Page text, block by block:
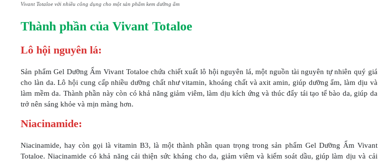
Vivant Totaloe với nhiều công dụng cho một sản phẩm kem dưỡng ẩm
Thành phần của Vivant Totaloe
Lô hội nguyên lá:
Sản phẩm Gel Dưỡng Ẩm Vivant Totaloe chứa chiết xuất lô hội nguyên lá, một nguồn tài nguyên tự nhiên quý giá
cho làn da. Lô hội cung cấp nhiều dưỡng chất như vitamin, khoáng chất và axit amin, giúp dưỡng ẩm, làm dịu và
làm mềm da. Thành phần này còn có khả năng giảm viêm, làm dịu kích ứng và thúc đẩy tái tạo tế bào da, giúp da
trở nên sáng khỏe và mịn màng hơn.
Niacinamide:
Niacinamide, hay còn gọi là vitamin B3, là một thành phần quan trọng trong sản phẩm Gel Dưỡng Ẩm Vivant
Totaloe. Niacinamide có khả năng cải thiện sức kháng cho da, giảm viêm và kiểm soát dầu, giúp làm dịu và cải